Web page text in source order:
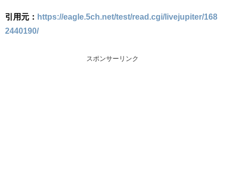
引用元： https://eagle.5ch.net/test/read.cgi/livejupiter/168
2440190/
スポンサーリンク